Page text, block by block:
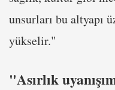
unsurları bu altyapı
yükselir."
"Asırlık